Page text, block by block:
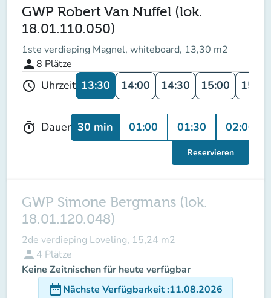
GWP Robert Van Nuffel (lok.
18.01.110.050)
1ste verdieping Magnel, whiteboard, 13,30 m2
person8 Plätze
schedule Uhrzeit 13:30 14:00 14:30 15:00 15:30
timer Dauer 30 min 01:00 01:30 02:00
Reservieren
GWP Simone Bergmans (lok.
18.01.120.048)
2de verdieping Loveling, 15,24 m2
person 4 Plätze
Keine Zeitnischen für heute verfügbar
date_rangeNächste Verfügbarkeit:11.08.2026